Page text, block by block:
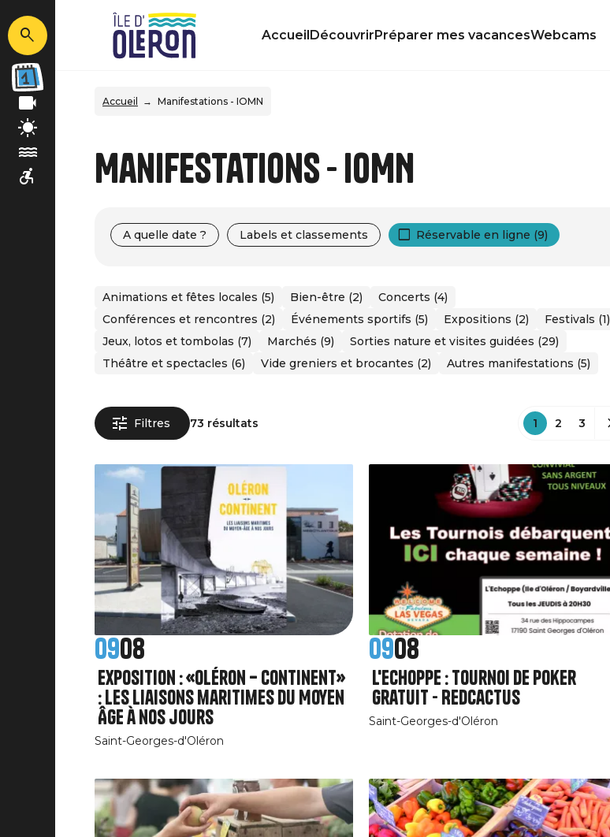
AccueilDécouvrirPréparer mes vacancesWebcams
Accueil Manifestations - IOMN
Manifestations - IOMN
A quelle date ? Labels et classements Réservable en ligne (9)
Animations et fêtes locales (5) Bien-être (2)
Concerts (4)
Conférences et rencontres (2)
Événements sportifs (5) Expositions (2)
Festivals (1)
Jeux, lotos et tombolas (7)
Marchés (9)
Sorties nature et visites guidées (29)
Théâtre et spectacles (6)
Vide greniers et brocantes (2) Autres manifestations (5)
Filtres 73 résultats 1 2 3
0908
Exposition : «Oléron – Continent»
: Les liaisons maritimes du Moyen
Âge à nos jours
Saint-Georges-d'Oléron
0908
L'Echoppe : Tournoi de poker
gratuit - RedCactus
Saint-Georges-d'Oléron